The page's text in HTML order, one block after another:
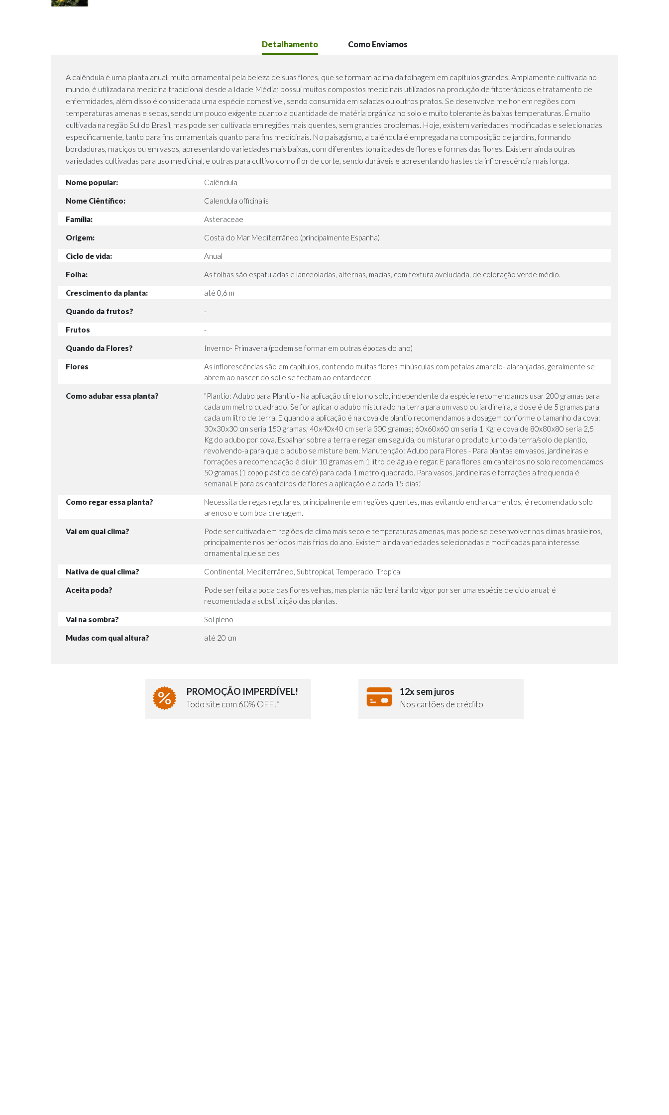
Detalhamento
A calêndula é uma planta anual, muito ornamental pela beleza de suas flores, que se formam acima da folhagem em capítulos grandes. Amplamente cultivada no
mundo, é utilizada na medicina tradicional desde a Idade Média; possui muitos compostos medicinais utilizados na produção de fitoterápicos e tratamento de
enfermidades, além disso é considerada uma espécie comestível, sendo consumida em saladas ou outros pratos. Se desenvolve melhor em regiões com
temperaturas amenas e secas, sendo um pouco exigente quanto a quantidade de matéria orgânica no solo e muito tolerante às baixas temperaturas. É muito
cultivada na região Sul do Brasil, mas pode ser cultivada em regiões mais quentes, sem grandes problemas. Hoje, existem variedades modificadas e selecionadas
especificamente, tanto para fins ornamentais quanto para fins medicinais. No paisagismo, a calêndula é empregada na composição de jardins, formando
bordaduras, maciços ou em vasos, apresentando variedades mais baixas, com diferentes tonalidades de flores e formas das flores. Existem ainda outras
variedades cultivadas para uso medicinal, e outras para cultivo como flor de corte, sendo duráveis e apresentando hastes da inflorescência mais longa.
Nome popular: Calêndula
Nome Ciêntífico: Calendula officinalis
Família: Asteraceae
Origem: Costa do Mar Mediterrâneo (principalmente Espanha)
Ciclo de vida: Anual
Folha: As folhas são espatuladas e lanceoladas, alternas, macias, com textura aveludada, de coloração verde médio.
Crescimento da planta: até 0,6 m
Quando da frutos? -
Frutos -
Quando da Flores? Inverno- Primavera (podem se formar em outras épocas do ano)
Flores
As inflorescências são em capítulos, contendo muitas flores minúsculas com petalas amarelo- alaranjadas, geralmente se
abrem ao nascer do sol e se fecham ao entardecer.
Como adubar essa planta?
"Plantio: Adubo para Plantio - Na aplicação direto no solo, independente da espécie recomendamos usar 200 gramas para
cada um metro quadrado. Se for aplicar o adubo misturado na terra para um vaso ou jardineira, a dose é de 5 gramas para
cada um litro de terra. E quando a aplicação é na cova de plantio recomendamos a dosagem conforme o tamanho da cova:
30x30x30 cm seria 150 gramas; 40x40x40 cm seria 300 gramas; 60x60x60 cm seria 1 Kg; e cova de 80x80x80 seria 2,5
Kg do adubo por cova. Espalhar sobre a terra e regar em seguida, ou misturar o produto junto da terra/solo de plantio,
revolvendo-a para que o adubo se misture bem. Manutenção: Adubo para Flores - Para plantas em vasos, jardineiras e
forrações a recomendação é diluir 10 gramas em 1 litro de água e regar. E para flores em canteiros no solo recomendamos
50 gramas (1 copo plástico de café) para cada 1 metro quadrado. Para vasos, jardineiras e forrações a frequencia é
semanal. E para os canteiros de flores a aplicação é a cada 15 dias."
Como regar essa planta?
Necessita de regas regulares, principalmente em regiões quentes, mas evitando encharcamentos; é recomendado solo
arenoso e com boa drenagem.
Vai em qual clima?
Pode ser cultivada em regiões de clima mais seco e temperaturas amenas, mas pode se desenvolver nos climas brasileiros,
principalmente nos períodos mais frios do ano. Existem ainda variedades selecionadas e modificadas para interesse
ornamental que se des
Nativa de qual clima? Continental, Mediterrâneo, Subtropical, Temperado, Tropical
Aceita poda?
Pode ser feita a poda das flores velhas, mas planta não terá tanto vigor por ser uma espécie de ciclo anual; é
recomendada a substituição das plantas.
Vai na sombra? Sol pleno
Mudas com qual altura? até 20 cm
Como Enviamos
PROMOÇÃO IMPERDÍVEL!
Todo site com 60% OFF!*
12x sem juros
Nos cartões de crédito